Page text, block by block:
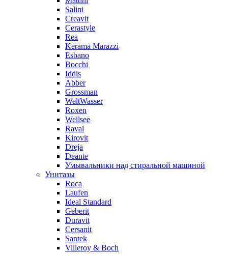
Salini
Creavit
Cerastyle
Rea
Kerama Marazzi
Esbano
Bocchi
Iddis
Abber
Grossman
WeltWasser
Roxen
Wellsee
Raval
Kirovit
Dreja
Deante
Умывальники над стиральной машиной
Унитазы
Roca
Laufen
Ideal Standard
Geberit
Duravit
Cersanit
Santek
Villeroy & Boch